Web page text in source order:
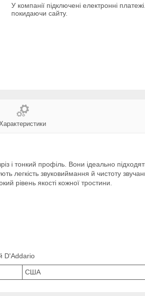
У компанії підключені електронні
покидаючи сайту.
і тонкий профіль. Вони ідеально
легкість звуковиймання й чистоту
рівень якості кожної тростини.
D'Addario
США